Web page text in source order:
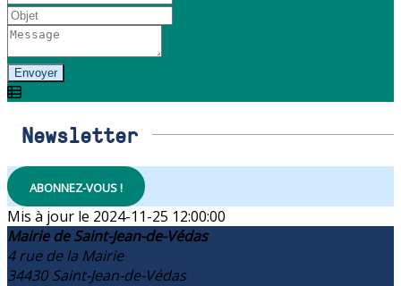
Envoyer
Newsletter
ABONNEZ-VOUS !
2024-11-25 12:00:00
Mairie de Saint-Jean-de-Védas
4 rue de la Mairie
34430 Saint-Jean-de-Védas